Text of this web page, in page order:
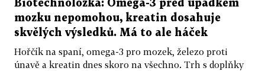
Biotechnoložka: Omega-3 před úpadkem
mozku nepomohou, kreatin dosahuje
skvělých výsledků. Má to ale háček
Hořčík na spaní, omega-3 pro mozek, železo proti
únavě a kreatin dnes skoro na všechno. Trh s doplňky